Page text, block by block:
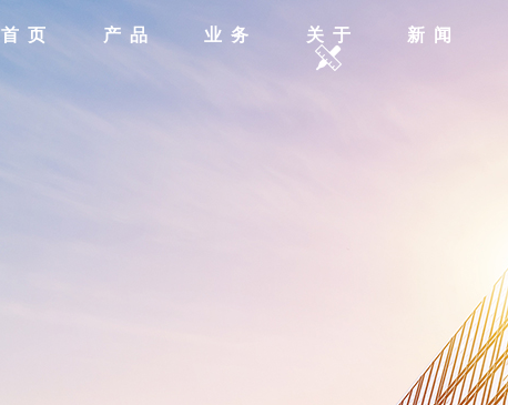
首 页 产 品 业 务 关 于 新 闻